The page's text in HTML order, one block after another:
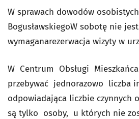
W sprawach dowodów
BogusławskiegoW sobotę nie jest
wymaganarezerwacja wizyty w
W Centrum Obsługi
przebywać jednorazowo liczba
odpowiadająca liczbie czynnych
są tylko osoby, u których nie